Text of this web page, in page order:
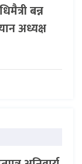
बन्न
अध्यक्ष